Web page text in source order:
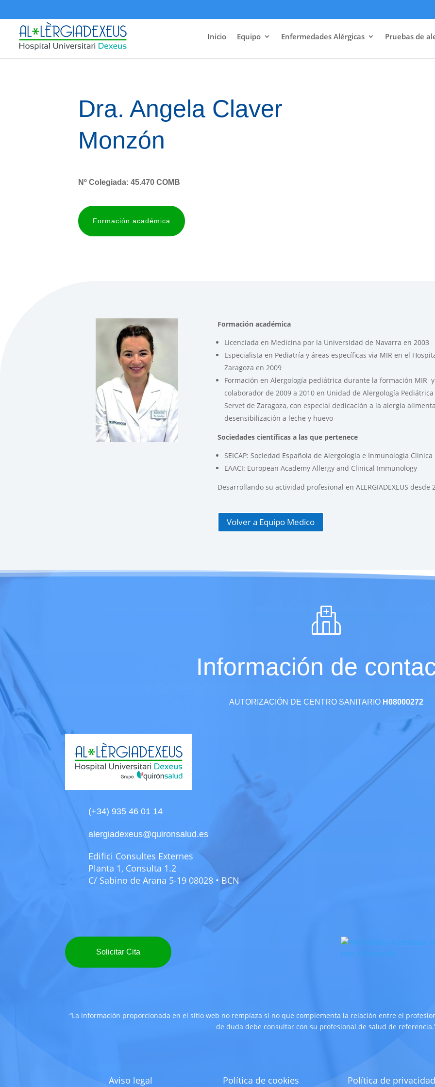
Inicio Equipo Enfermedades Alérgicas Pruebas de
Dra. Angela Claver
Monzón
Nº Colegiada: 45.470 COMB
Formación académica
Formación académica
Licenciada en Medicina por la Universidad de Navarra en 2003
Especialista en Pediatría y áreas específicas via MIR en el
Zaragoza en 2009
Formación en Alergología pediátrica durante la formación MIR
colaborador de 2009 a 2010 en Unidad de Alergología
Servet de Zaragoza, con especial dedicación a la alergia
desensibilización a leche y huevo
Sociedades científicas a las que pertenece
SEICAP: Sociedad Española de Alergología e Inmunologia
EAACI: European Academy Allergy and Clinical Immunology
Desarrollando su actividad profesional en ALERGIADEXEUS desde
Volver a Equipo Medico
Información de
AUTORIZACIÓN DE CENTRO SANITARIO H08000272
(+34) 935 46 01 14
alergiadexeus@quironsalud.es
Edifici Consultes Externes
Planta 1, Consulta 1.2
C/ Sabino de Arana 5-19 08028 • BCN
Solicitar Cita
“La información proporcionada en el sitio web no remplaza si no que complementa la relación entre el
de duda debe consultar con su profesional de salud de
Aviso legal Política de cookies Política de privacidad